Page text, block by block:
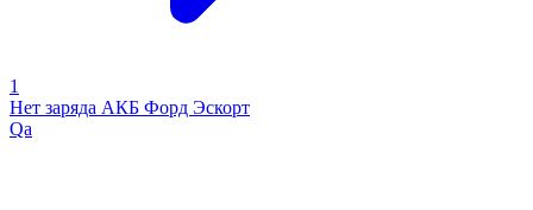
1
Нет заряда АКБ Форд Эскорт
Qa